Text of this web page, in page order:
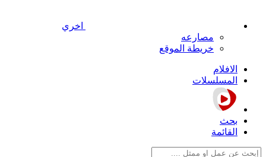
اخري
مصارعه
خريطة الموقع
الافلام
المسلسلات
بحث
القائمة